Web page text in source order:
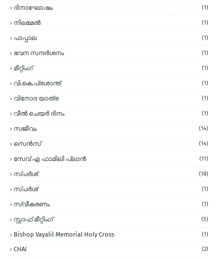
ദിനാഘോഷം (1)
നിലമേല്‍ (1)
പാപ്പാല (1)
ഭവന സന്ദര്‍ശനം (1)
മീറ്റിംഗ് (1)
വി.കെ.പ്രശാന്ത് (1)
വിനോദ യാത്ര (1)
വീല്‍ ചെയര്‍ ദിനം (1)
സജീവം (14)
സെന്‍സ് (14)
സേവ് എ ഫാമിലി പ്ലാന്‍ (11)
സ്പര്‍ശ് (18)
സ്പർശ് (1)
സ്വീകരണം (1)
സ്റ്റാഫ് മീറ്റിംഗ് (5)
Bishop Vayalil Memorial Holy Cross (1)
CHAI (2)